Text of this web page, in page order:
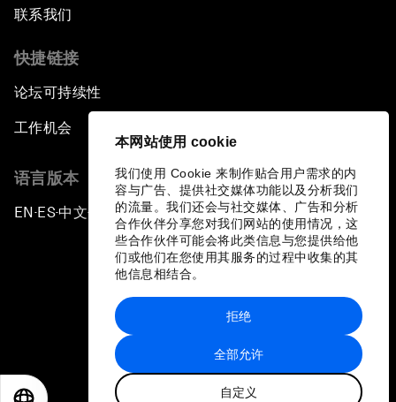
本网站使用 cookie
我们使用 Cookie 来制作贴合用户需求的内
容与广告、提供社交媒体功能以及分析我们
的流量。我们还会与社交媒体、广告和分析
合作伙伴分享您对我们网站的使用情况，这
些合作伙伴可能会将此类信息与您提供给他
们或他们在您使用其服务的过程中收集的其
他信息相结合。
全部允许
自定义
拒绝
联系我们
快捷链接
论坛可持续性
工作机会
语言版本
EN ▪ ES▪中文▪ 日本語
站点地图
世界经济论坛